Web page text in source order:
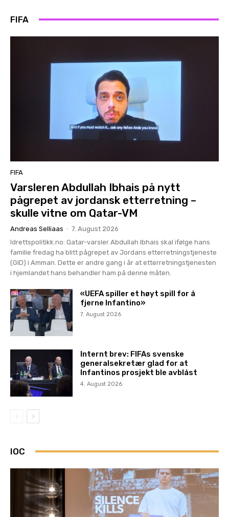
FIFA
FIFA
Varsleren Abdullah Ibhais på nytt
pågrepet av jordansk etterretning –
skulle vitne om Qatar-VM
Andreas Selliaas - 7. August 2026
Idrettspolitikk.no: Qatar-varsler Abdullah Ibhais skal ifølge hans
familie fredag ha blitt pågrepet av Jordans etterretningstjeneste
(GID) i Amman. Dette er andre gang i år at etterretningstjenesten
i hjemlandet hans behandler ham på denne måten.
«UEFA spiller et høyt spill for å
fjerne Infantino»
7. August 2026
Internt brev: FIFAs svenske
generalsekretær glad for at
Infantinos prosjekt ble avblåst
4. August 2026
IOC